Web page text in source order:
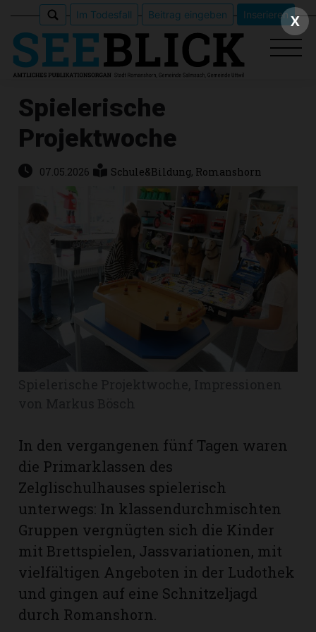
Epaper
Veranstaltungen
Erlebnisführer
Im Todesfall Beitrag eingeben Inserieren
Spielerische
Projektwoche
07.05.2026 Schule&Bildung, Romanshorn
In den vergangenen fünf Tagen waren
die Primarklassen des
Zelglischulhauses spielerisch
unterwegs: In klassendurchmischten
Gruppen vergnügten sich die Kinder
mit Brettspielen, Jassvariationen, mit
vielfältigen Angeboten in der Ludothek
und gingen auf eine Schnitzeljagd
durch Romanshorn.
X